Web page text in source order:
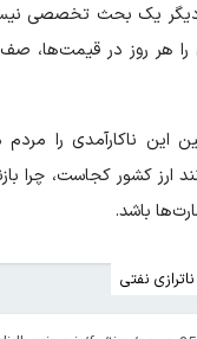
دیگر یک بحث تخصصی
هر روز در قیمت‌ها،
ناکارآمدی را مردم
ارز کشور کجاست، چرا
باشد.
ناترازی نفتی